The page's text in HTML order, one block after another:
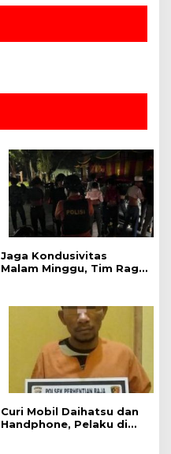
Jaga Kondusivitas
Malam Minggu, Tim Raga
Bangkinang
Curi Mobil Daihatsu dan
Handphone, Pelaku di